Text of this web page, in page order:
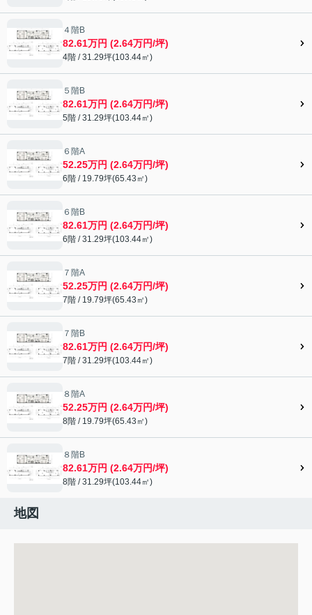
４階B
82.61万円 (2.64万円/坪)
4階 / 31.29坪(103.44㎡)
５階B
82.61万円 (2.64万円/坪)
5階 / 31.29坪(103.44㎡)
６階A
52.25万円 (2.64万円/坪)
6階 / 19.79坪(65.43㎡)
６階B
82.61万円 (2.64万円/坪)
6階 / 31.29坪(103.44㎡)
７階A
52.25万円 (2.64万円/坪)
7階 / 19.79坪(65.43㎡)
７階B
82.61万円 (2.64万円/坪)
7階 / 31.29坪(103.44㎡)
８階A
52.25万円 (2.64万円/坪)
8階 / 19.79坪(65.43㎡)
８階B
82.61万円 (2.64万円/坪)
8階 / 31.29坪(103.44㎡)
地図